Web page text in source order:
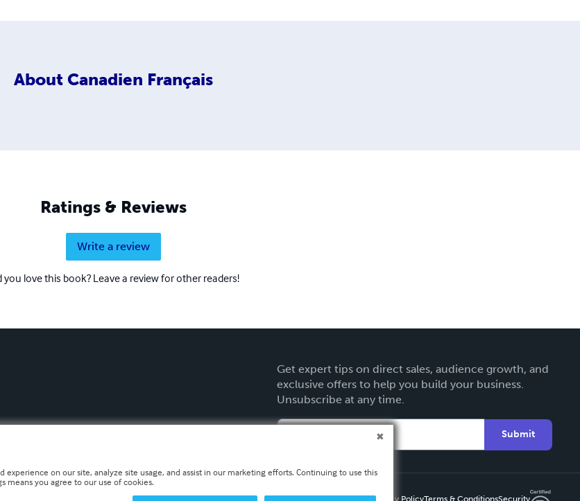
About Canadien Français
Ratings & Reviews
Write a review
you love this book? Leave a review for other readers!
Get expert tips on direct sales, audience growth, and
exclusive offers to help you build your business.
Unsubscribe at any time.
Submit
experience on our site, analyze site usage, and assist in our marketing efforts. Continuing to use this
means you agree to our use of cookies.